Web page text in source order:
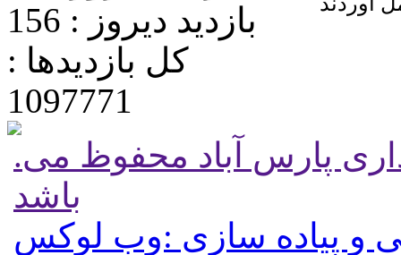
بازدید دیروز : 156
کل بازدیدها :
1097771
.تمامی حقوق برای پایگاه شهرداری پارس آباد محفوظ می
باشد
و پیاده سازی :وب لوکس